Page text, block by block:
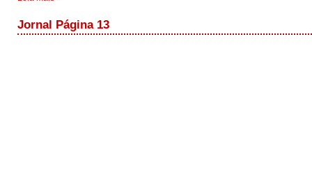
Jornal Página 13